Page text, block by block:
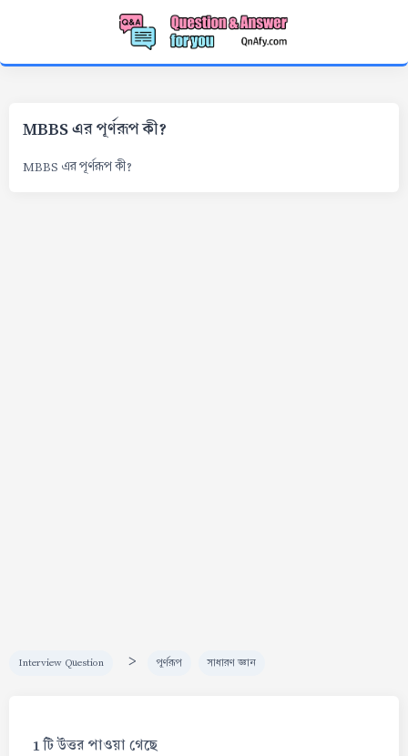
MBBS এর পূর্ণরূপ কী?
MBBS এর পূর্ণরূপ কী?
Interview Question > পূর্ণরূপ সাধারণ জ্ঞান
1 টি উত্তর পাওয়া গেছে